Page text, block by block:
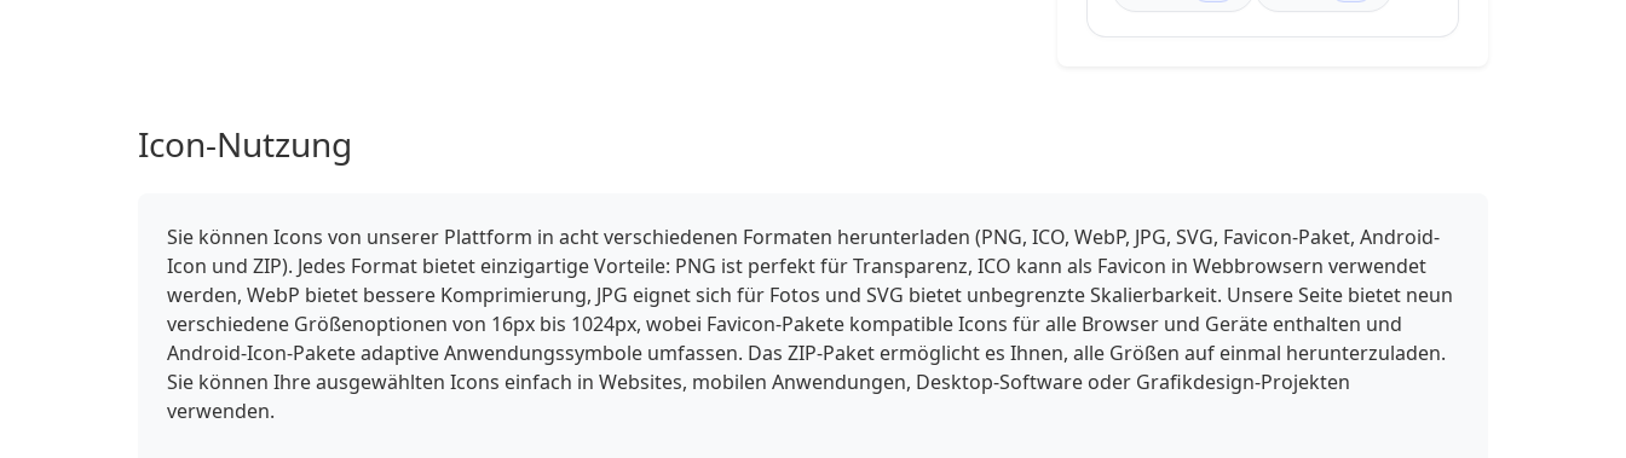
Icon-Nutzung
Sie können Icons von unserer Plattform in acht verschiedenen Formaten herunterladen (PNG, ICO, WebP, JPG, SVG, Favicon-Paket, Android-
Icon und ZIP). Jedes Format bietet einzigartige Vorteile: PNG ist perfekt für Transparenz, ICO kann als Favicon in Webbrowsern verwendet
werden, WebP bietet bessere Komprimierung, JPG eignet sich für Fotos und SVG bietet unbegrenzte Skalierbarkeit. Unsere Seite bietet neun
verschiedene Größenoptionen von 16px bis 1024px, wobei Favicon-Pakete kompatible Icons für alle Browser und Geräte enthalten und
Android-Icon-Pakete adaptive Anwendungssymbole umfassen. Das ZIP-Paket ermöglicht es Ihnen, alle Größen auf einmal herunterzuladen.
Sie können Ihre ausgewählten Icons einfach in Websites, mobilen Anwendungen, Desktop-Software oder Grafikdesign-Projekten
verwenden.